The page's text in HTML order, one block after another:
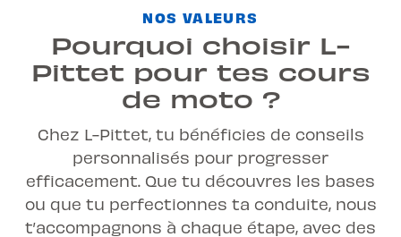
NOS VALEURS
Pourquoi choisir L-
Pittet pour tes cours
de moto ?
Chez L-Pittet, tu bénéficies de conseils
personnalisés pour progresser
efficacement. Que tu découvres les bases
ou que tu perfectionnes ta conduite, nous
t’accompagnons à chaque étape, avec des